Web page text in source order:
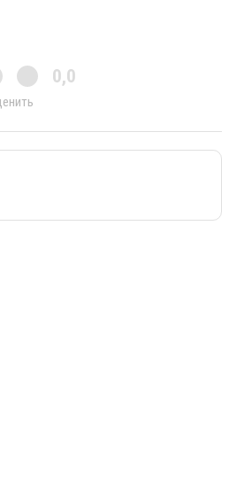
0,0